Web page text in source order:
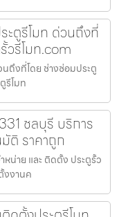
ะตูรีโมท ด่วนถึงที่
วรีโมท.com
ถึงที่โดย ช่างซ่อมประตู
รีโมท
ชลบุรี บริการ
ติ ราคาถูก
น่าย และ ติดตั้ง ประตูรั้ว
งงานค